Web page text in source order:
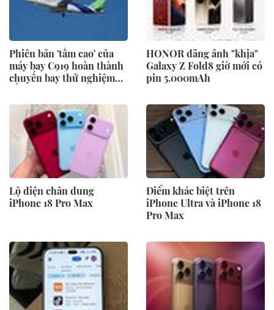
Phiên bản 'tầm cao' của
máy bay C919 hoàn thành
chuyến bay thử nghiệm
HONOR đăng ảnh "khịa"
Galaxy Z Fold8 giờ mới có
pin 5.000mAh
Lộ diện chân dung
iPhone 18 Pro Max
Điểm khác biệt trên
iPhone Ultra và iPhone 18
Pro Max